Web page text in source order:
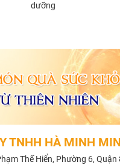
dưỡng
TNHH HÀ MINH
Thế Hiển, Phường 6, Quận